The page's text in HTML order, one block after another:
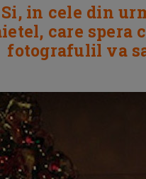
Si, in cele din
care spera
fotografulil va